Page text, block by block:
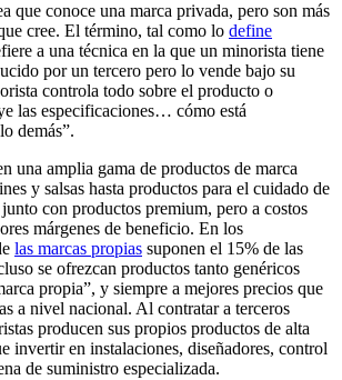
que conoce una marca privada, pero son más
cree. El término, tal como lo define
a una técnica en la que un minorista tiene
por un tercero pero lo vende bajo su
controla todo sobre el producto o
las especificaciones… cómo está
demás”.
una amplia gama de productos de marca
y salsas hasta productos para el cuidado de
con productos premium, pero a costos
márgenes de beneficio. En los
las marcas propias suponen el 15% de las
se ofrezcan productos tanto genéricos
propia”, y siempre a mejores precios que
a nivel nacional. Al contratar a terceros
producen sus propios productos de alta
invertir en instalaciones, diseñadores, control
de suministro especializada.